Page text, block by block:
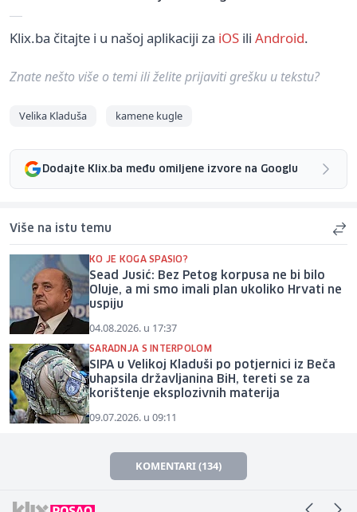
Klix.ba čitajte i u našoj aplikaciji za iOS ili Android.
Znate nešto više o temi ili želite prijaviti grešku u tekstu?
Velika Kladuša kamene kugle
Dodajte Klix.ba među omiljene izvore na Googlu
Više na istu temu
KO JE KOGA SPASIO?
Sead Jusić: Bez Petog korpusa ne bi bilo
Oluje, a mi smo imali plan ukoliko Hrvati ne
uspiju
04.08.2026. u 17:37
SARADNJA S INTERPOLOM
SIPA u Velikoj Kladuši po potjernici iz Beča
uhapsila državljanina BiH, tereti se za
korištenje eksplozivnih materija
09.07.2026. u 09:11
KOMENTARI (134)